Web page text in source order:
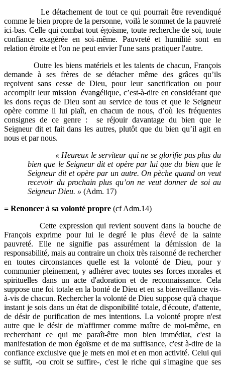
Le détachement de tout ce qui pourrait être revendiqué
comme le bien propre de la personne, voilà le sommet de la pauvreté
ici-bas. Celle qui combat tout égoïsme, toute recherche de soi, toute
confiance exagérée en soi-même. Pauvreté et humilité sont en
relation étroite et l'on ne peut envier l'une sans pratiquer l'autre.
Outre les biens matériels et les talents de chacun, François
demande à ses frères de se détacher même des grâces qu’ils
reçoivent sans cesse de Dieu, pour leur sanctification ou pour
accomplir leur mission évangélique, c’est-à-dire en considérant que
les dons reçus de Dieu sont au service de tous et que le Seigneur
opère comme il lui plaît, en chacun de nous, d’où les fréquentes
consignes de ce genre : se réjouir davantage du bien que le
Seigneur dit et fait dans les autres, plutôt que du bien qu’il agit en
nous et par nous.
« Heureux le serviteur qui ne se glorifie pas plus du
bien que le Seigneur dit et opère par lui que du bien que le
Seigneur dit et opère par un autre. On pèche quand on veut
recevoir du prochain plus qu’on ne veut donner de soi au
Seigneur Dieu. »(Adm. 17)
= Renoncer à sa volonté propre (cf Adm.14)
Cette expression qui revient souvent dans la bouche de
François exprime pour lui le degré le plus élevé de la sainte
pauvreté. Elle ne signifie pas assurément la démission de la
responsabilité, mais au contraire un choix très raisonné de rechercher
en toutes circonstances quelle est la volonté de Dieu, pour y
communier pleinement, y adhérer avec toutes ses forces morales et
spirituelles dans un acte d'adoration et de reconnaissance. Cela
suppose une foi totale en la bonté de Dieu et en sa bienveillance vis-
à-vis de chacun. Rechercher la volonté de Dieu suppose qu'à chaque
instant je sois dans un état de disponibilité totale, d'écoute, d'attente,
de désir de purification de mes intentions. La volonté propre n'est
autre que le désir de m'affirmer comme maître de moi-même, en
recherchant ce qui me paraît-être mon bien immédiat, c'est la
manifestation de mon égoïsme et de ma suffisance, c'est à-dire de la
confiance exclusive que je mets en moi et en mon activité. Celui qui
se suffit, -ou croit se suffire-, c'est le riche qui s'imagine que ses